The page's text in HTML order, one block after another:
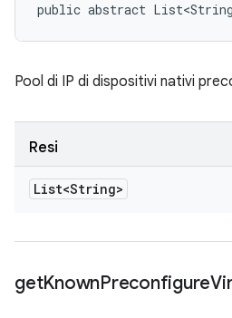
public abstract
Pool di IP di dispositivi nativi
Resi
List<String>
getKnownPreconfigure